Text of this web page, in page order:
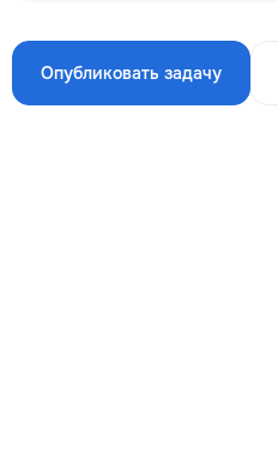
Опубликовать задачу